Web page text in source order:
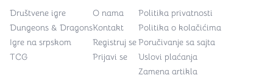
Društvene igre
Dungeons & Dragons
Igre na srpskom
TCG
O nama
Kontakt
Registruj se
Prijavi se
Politika privatnosti
Politika o kolačićima
Poručivanje sa sajta
Uslovi plaćanja
Zamena artikla